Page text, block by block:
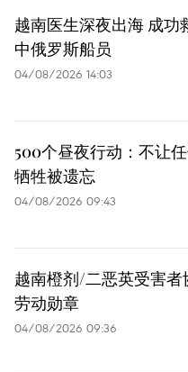
越南医生深夜出海 成功
中俄罗斯船员
04/08/2026 14:03
500个昼夜行动：不让
牺牲被遗忘
04/08/2026 09:43
越南橙剂/二恶英受害
劳动勋章
04/08/2026 09:36